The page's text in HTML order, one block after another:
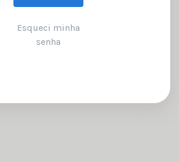
Esqueci minha
senha